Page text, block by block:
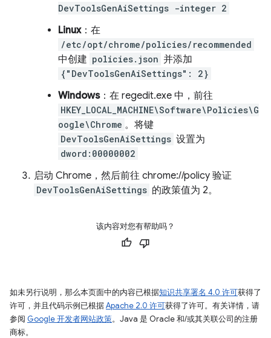
DevToolsGenAiSettings -integer 2
Linux：在
/etc/opt/chrome/policies/recommended
中创建 policies.json 并添加
{"DevToolsGenAiSettings": 2}
Windows：在 regedit.exe 中，前往
HKEY_LOCAL_MACHINE\Software\Policies\G
oogle\Chrome 。将键
DevToolsGenAiSettings 设置为
dword:00000002
启动 Chrome，然后前往 chrome://policy 验证
DevToolsGenAiSettings 的政策值为 2。
该内容对您有帮助吗？
如未另行说明，那么本页面中的内容已根据知识共享署名 4.0 许可获得了
许可，并且代码示例已根据Apache 2.0 许可获得了许可。有关详情，请
参阅 Google 开发者网站政策。Java 是 Oracle 和/或其关联公司的注册
商标。